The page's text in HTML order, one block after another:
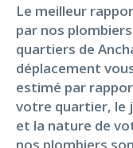
Le meilleur
par nos
quartiers de
déplacement
estimé par
votre quartier, le
et la nature de
nos plombiers